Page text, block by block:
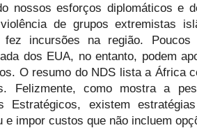
nossos esforços diplomáticos e
de grupos extremistas
fez incursões na região. Poucos
dos EUA, no entanto, podem
O resumo do NDS lista a África
Felizmente, como mostra a
Estratégicos, existem
e impor custos que não incluem